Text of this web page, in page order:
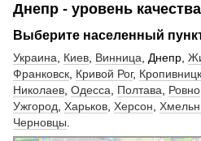
Днепр - уровень
Выберите населенный
Украина Киев Винница , Днепр,
Франковск Кривой Рог,
Николаев Одесса Полтава Ровно
Ужгород Харьков Херсон
Черновцы